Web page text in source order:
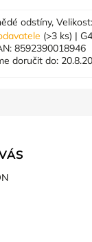
odstíny,
(>3 ks) |
8592390018946
doručit do: